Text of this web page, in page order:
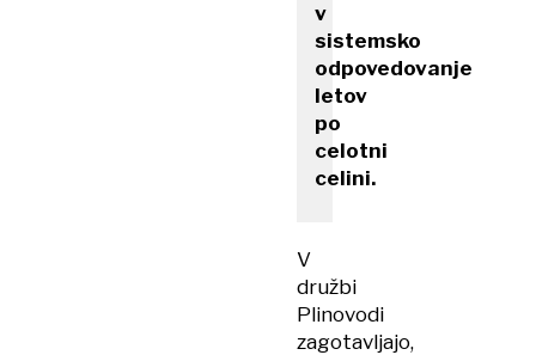
v
sistemsko
odpovedovanje
letov
po
celotni
celini.
V
družbi
Plinovodi
zagotavljajo,